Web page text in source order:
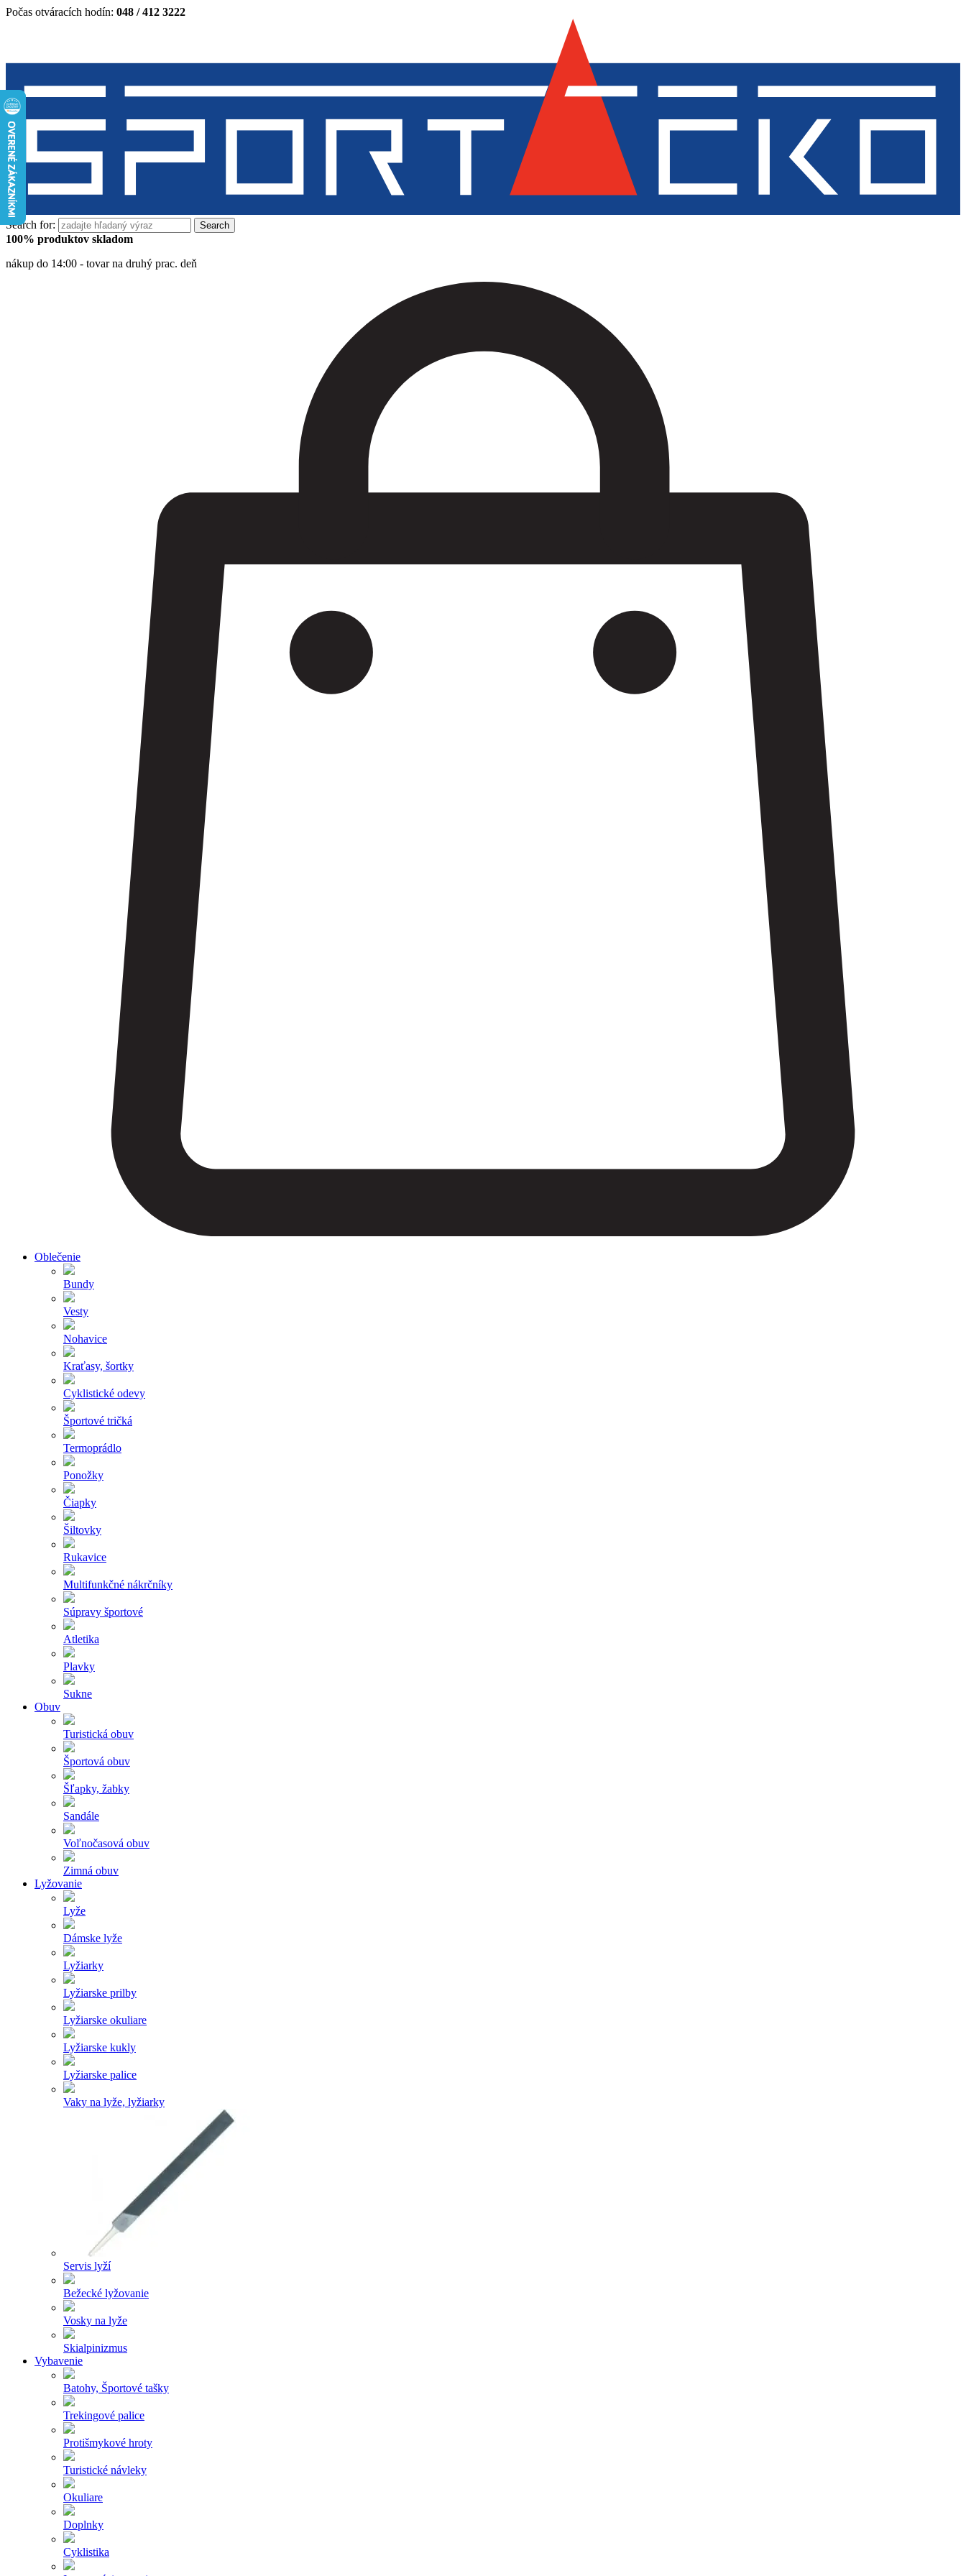
Počas otváracích hodín: 048 / 412 3222
Search for:
100% produktov skladom
nákup do 14:00 - tovar na druhý prac. deň
Oblečenie
Bundy
Vesty
Nohavice
Kraťasy, šortky
Cyklistické odevy
Športové tričká
Termoprádlo
Ponožky
Čiapky
Šiltovky
Rukavice
Multifunkčné nákrčníky
Súpravy športové
Atletika
Plavky
Sukne
Obuv
Turistická obuv
Športová obuv
Šľapky, žabky
Sandále
Voľnočasová obuv
Zimná obuv
Lyžovanie
Lyže
Dámske lyže
Lyžiarky
Lyžiarske prilby
Lyžiarske okuliare
Lyžiarske kukly
Lyžiarske palice
Vaky na lyže, lyžiarky
Servis lyží
Bežecké lyžovanie
Vosky na lyže
Skialpinizmus
Vybavenie
Batohy, Športové tašky
Trekingové palice
Protišmykové hroty
Turistické návleky
Okuliare
Doplnky
Cyklistika